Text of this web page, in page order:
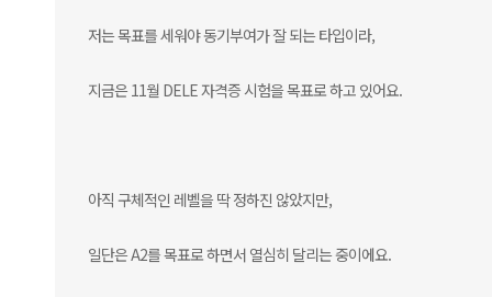
저는 목표를 세워야 동기부여가 잘 되는 타입이라,
지금은 11월 DELE 자격증 시험을 목표로 하고 있어요.
아직 구체적인 레벨을 딱 정하진 않았지만,
일단은 A2를 목표로 하면서 열심히 달리는 중이에요.